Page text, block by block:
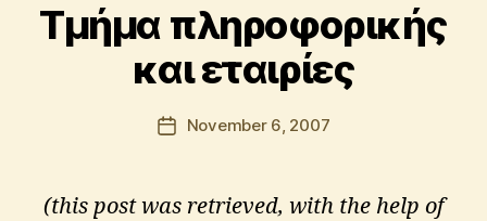
Τμήμα πληροφορικής
και εταιρίες
Post
author
o
s
t
o
o
ri
PostNovember 6, 2007
(this post was retrieved, with the help of